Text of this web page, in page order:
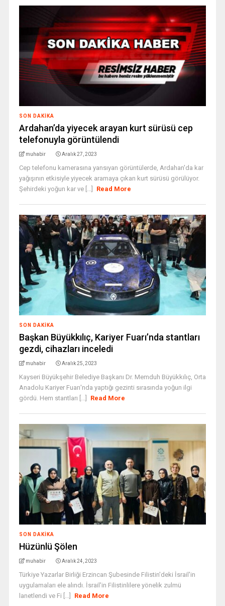
SON DAKIKA
Ardahan’da yiyecek arayan kurt sürüsü cep
telefonuyla görüntülendi
muhabir Aralık 27, 2023
Cep telefonu kamerasına yansıyan görüntülerde, Ardahan'da kar
yağışının etkisiyle yiyecek aramaya çıkan kurt sürüsü görülüyor.
Şehirdeki yoğun kar ve [...]
Read More
SON DAKIKA
Başkan Büyükkılıç, Kariyer Fuarı’nda stantları
gezdi, cihazları inceledi
muhabir Aralık 25, 2023
Kayseri Büyükşehir Belediye Başkanı Dr. Memduh Büyükkılıç, Orta
Anadolu Kariyer Fuarı'nda yaptığı gezinti sırasında yoğun ilgi
gördü. Hem stantları [...]
Read More
SON DAKIKA
Hüzünlü Şölen
muhabir Aralık 24, 2023
Türkiye Yazarlar Birliği Erzincan Şubesinde Filistin'deki İsrail'in
uygulamaları ele alındı. İsrail'in Filistinlilere yönelik zulmü
lanetlendi ve Fi [...]
Read More